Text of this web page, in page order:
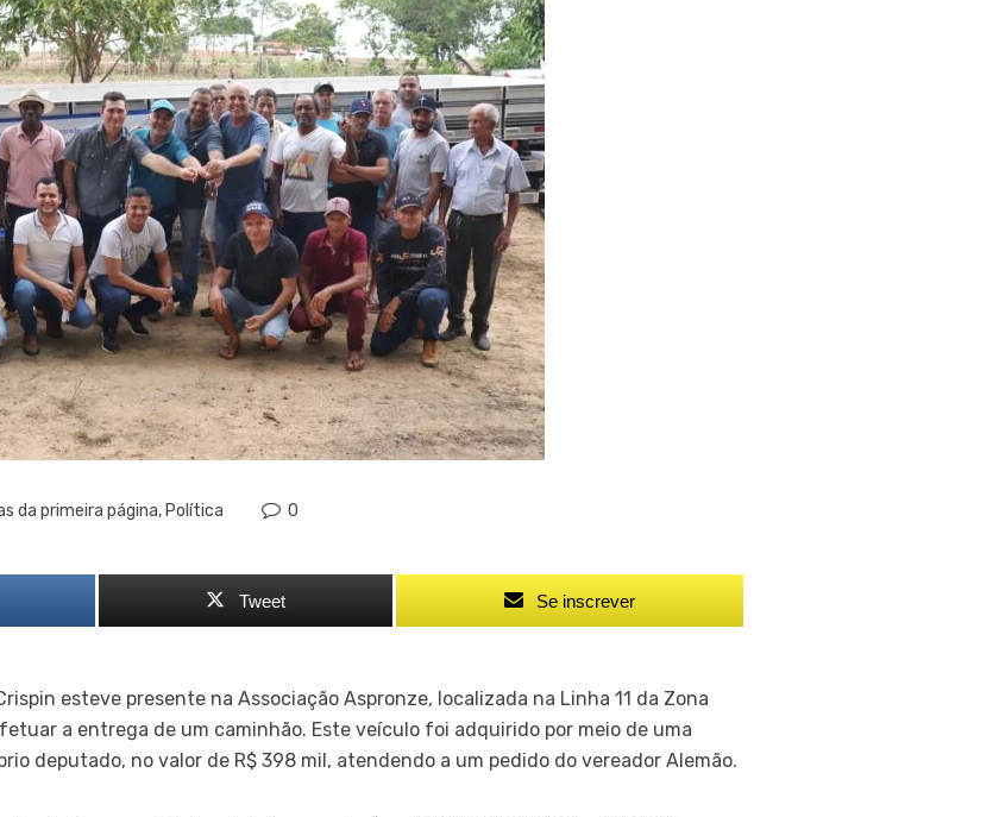
da primeira página, Política 0
Tweet Se inscrever
esteve presente na Associação Aspronze, localizada na Linha 11 da Zona
a entrega de um caminhão. Este veículo foi adquirido por meio de uma
deputado, no valor de R$ 398 mil, atendendo a um pedido do vereador Alemão.